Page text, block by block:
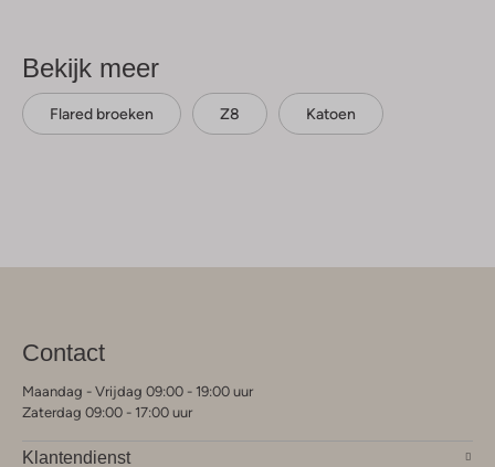
Bekijk meer
Flared broeken Z8 Katoen
Contact
Maandag - Vrijdag 09:00 - 19:00 uur
Zaterdag 09:00 - 17:00 uur
Klantendienst